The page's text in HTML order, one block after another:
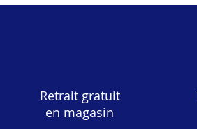
Retrait gratuit
en magasin